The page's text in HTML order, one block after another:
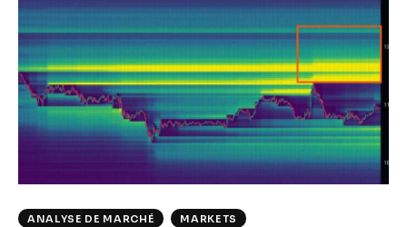
ANALYSE DE MARCHÉ MARKETS